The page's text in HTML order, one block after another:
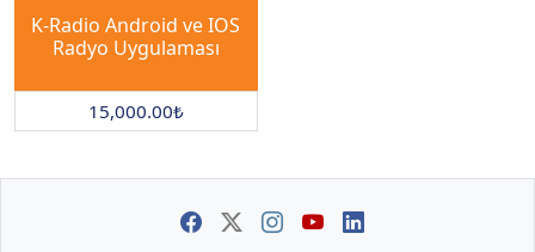
K-Radio Android ve IOS
Radyo Uygulaması
15,000.00₺